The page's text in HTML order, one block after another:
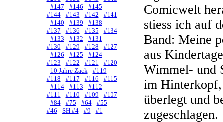
- #147 - #146 - #145 -
#144- #143 - #142 - #141
- #140 - #139 - #138 -
#137 - #136 - #135 - #134
- #133 - #132 - #131 -
#130 - #129 - #128 - #127
- #126 - #125 - #124-
#123 - #122 - #121 - #120
- 10 Jahre Zack- #119 -
#118 - #117 - #116 - #115
- #114- #113 - #112 -
#111 - #110 - #109 - #107
- #84- #75 - #64- #55 -
#46 - SH #4- #9 - #1
Comicwelt
stiess ich auf
Band: Meine
aus
Wimmel- und
im
überlegt und
zugeschlagen.